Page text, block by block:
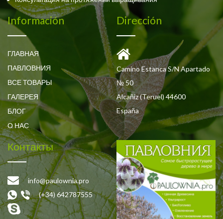
Información
ГЛАВНАЯ
ПАВЛОВНИЯ
ВСЕ ТОВАРЫ
ГАЛЕРЕЯ
БЛОГ
О НАС
Dirección
Camino Estanca S/N Apartado
№ 50
Alcañiz (Teruel) 44600
España
Контакты
info@paulownia.pro
(+34) 642787555